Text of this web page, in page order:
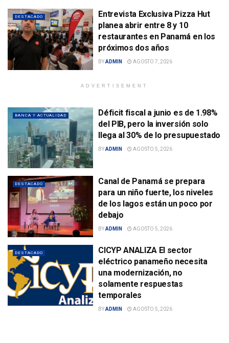
DESTACADO
Entrevista Exclusiva Pizza Hut
planea abrir entre 8 y 10
restaurantes en Panamá en los
próximos dos años
BYADMIN AGOSTO 7, 2026
ADVERTISEMENT
BANCA Y ACTUALIDAD
Déficit fiscal a junio es de 1.98%
del PIB, pero la inversión solo
llega al 30% de lo presupuestado
BYADMIN AGOSTO 5, 2026
DESTACADO
Canal de Panamá se prepara
para un niño fuerte, los niveles
de los lagos están un poco por
debajo
BYADMIN AGOSTO 5, 2026
DESTACADO
CICYP ANALIZA El sector
eléctrico panameño necesita
una modernización, no
solamente respuestas
temporales
BYADMIN AGOSTO 5, 2026